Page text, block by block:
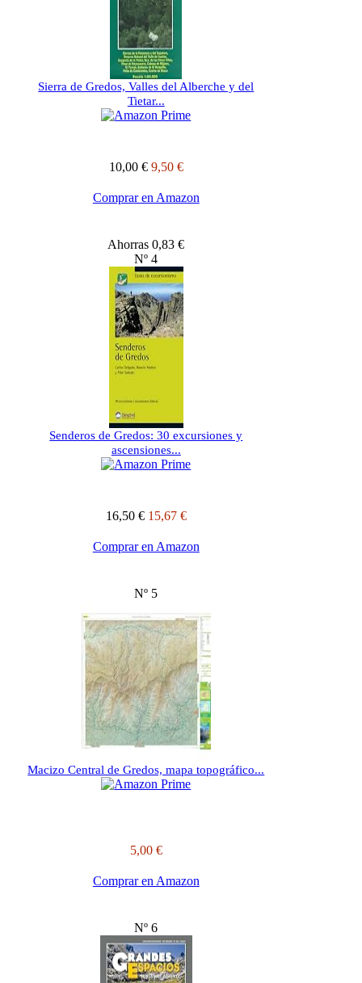
Sierra de Gredos, Valles del Alberche y del
Tietar...
10,00 € 9,50 €
Comprar en Amazon
Ahorras 0,83 €
Nº 4
Senderos de Gredos: 30 excursiones y
ascensiones...
16,50 € 15,67 €
Comprar en Amazon
Nº 5
Macizo Central de Gredos, mapa topográfico...
5,00 €
Comprar en Amazon
Nº 6